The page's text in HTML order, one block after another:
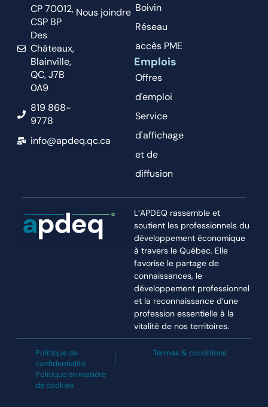
CP 70012,
CSP BP
Des
Châteaux,
Blainville,
QC, J7B
0A9
819 868-
9778
info@apdeq.qc.ca
Nous joindre Boivin
Réseau
accès PME
Emplois
Offres
d'emploi
Service
d'affichage
et de
diffusion
L’APDEQ rassemble et
soutient les professionnels du
développement économique
à travers le Québec. Elle
favorise le partage de
connaissances, le
développement professionnel
et la reconnaissance d’une
profession essentielle à la
vitalité de nos territoires.
Politique de
confidentialité
Politique en matière
de cookies
Termes & conditions